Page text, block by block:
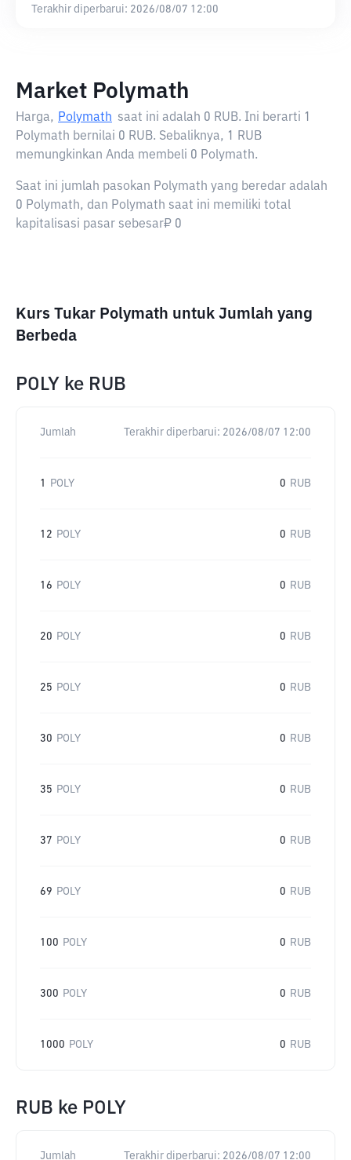
Terakhir diperbarui: 2026/08/07 12:00
Market Polymath
Harga, Polymath saat ini adalah 0 RUB. Ini berarti 1
Polymath bernilai 0 RUB. Sebaliknya, 1 RUB
memungkinkan Anda membeli 0 Polymath.
Saat ini jumlah pasokan Polymath yang beredar adalah
0 Polymath, dan Polymath saat ini memiliki total
kapitalisasi pasar sebesar₽ 0
Kurs Tukar Polymath untuk Jumlah yang
Berbeda
POLY ke RUB
Jumlah Terakhir diperbarui: 2026/08/07 12:00
1 POLY 0 RUB
12 POLY 0 RUB
16 POLY 0 RUB
20 POLY 0 RUB
25 POLY 0 RUB
30 POLY 0 RUB
35 POLY 0 RUB
37 POLY 0 RUB
69 POLY 0 RUB
100 POLY 0 RUB
300 POLY 0 RUB
1000 POLY 0 RUB
RUB ke POLY
Jumlah Terakhir diperbarui: 2026/08/07 12:00